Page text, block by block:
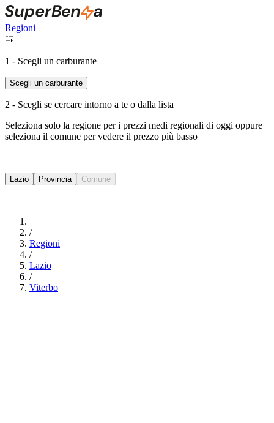
Regioni
1 - Scegli un carburante
Scegli un carburante
2 - Scegli se cercare intorno a te o dalla lista
Seleziona solo la regione per i prezzi medi regionali di oggi oppure
seleziona il comune per vedere il prezzo più basso
Lazio Provincia Comune
/
Regioni
/
Lazio
/
Viterbo